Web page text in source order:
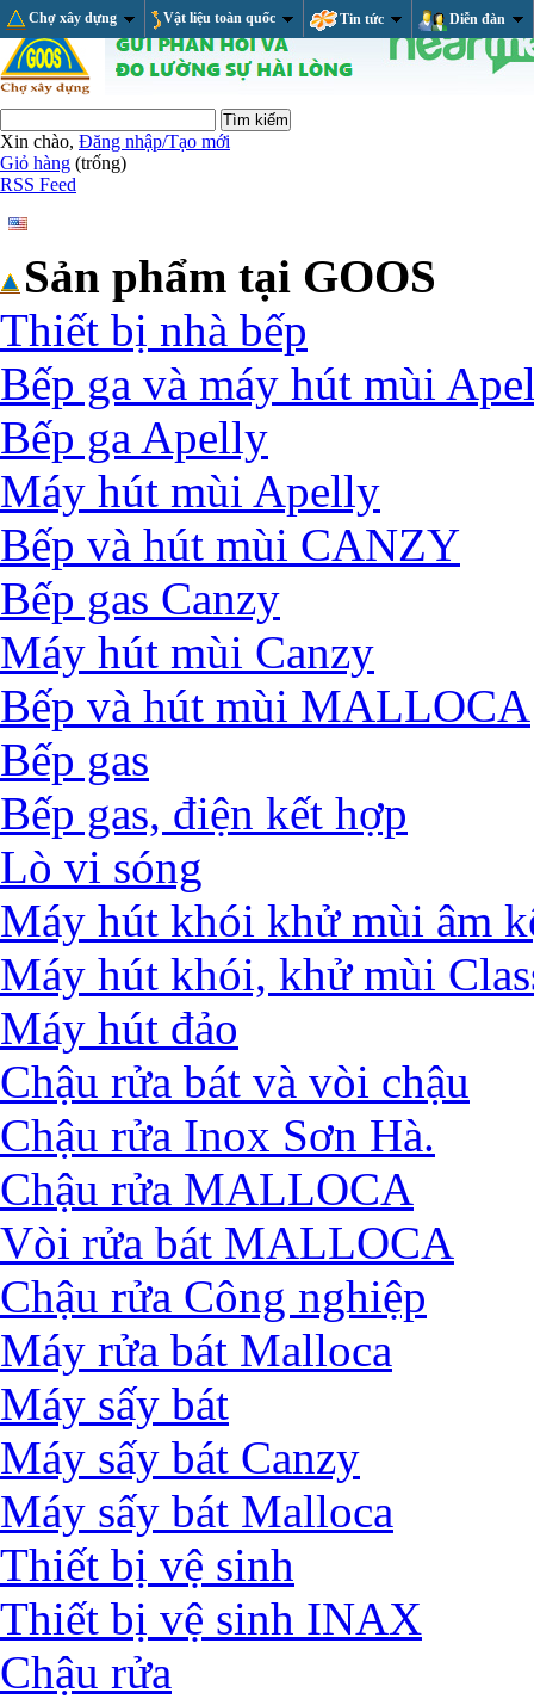
Chợ xây dựng Vật liệu toàn quốc Tin tức Diễn đàn
Xin chào, Đăng nhập/Tạo mới
Giỏ hàng (trống)
RSS Feed
Sản phẩm tại GOOS
Thiết bị nhà bếp
Bếp ga và máy hút mùi
Bếp ga Apelly
Máy hút mùi Apelly
Bếp và hút mùi CANZY
Bếp gas Canzy
Máy hút mùi Canzy
Bếp và hút mùi MALLOCA
Bếp gas
Bếp gas, điện kết hợp
Lò vi sóng
Máy hút khói khử mùi âm
Máy hút khói, khử mùi
Máy hút đảo
Chậu rửa bát và vòi chậu
Chậu rửa Inox Sơn Hà.
Chậu rửa MALLOCA
Vòi rửa bát MALLOCA
Chậu rửa Công nghiệp
Máy rửa bát Malloca
Máy sấy bát
Máy sấy bát Canzy
Máy sấy bát Malloca
Thiết bị vệ sinh
Thiết bị vệ sinh INAX
Chậu rửa